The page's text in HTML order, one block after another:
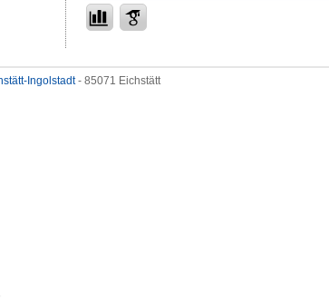
Ingolstadt- 85071 Eichstätt